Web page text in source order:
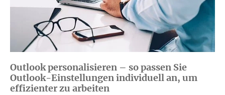
Outlook personalisieren – so passen Sie
Outlook-Einstellungen individuell an, um
effizienter zu arbeiten